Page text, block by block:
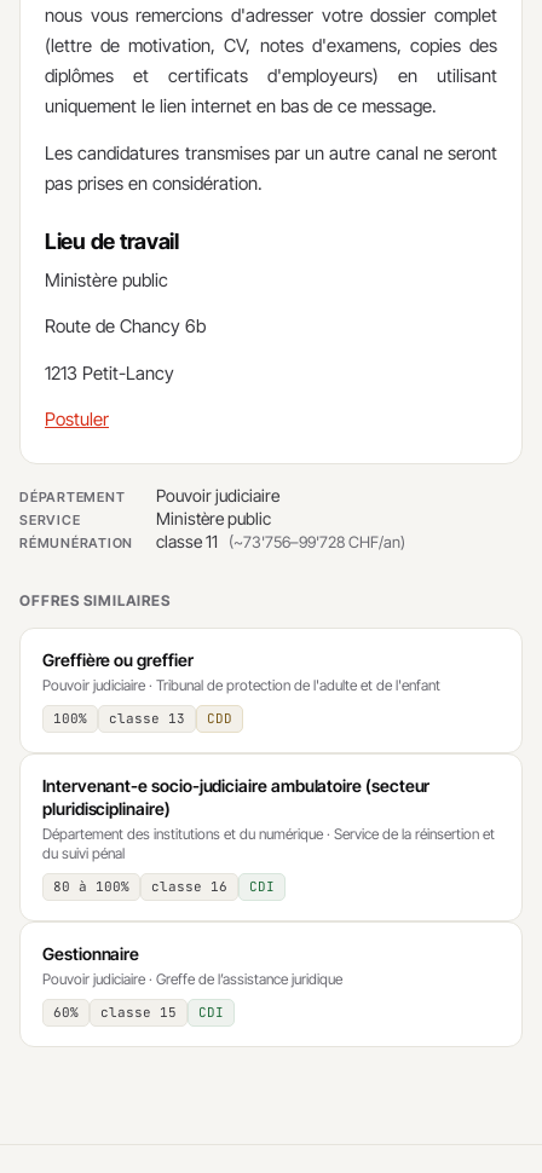
nous vous remercions d'adresser votre dossier complet
(lettre de motivation, CV, notes d'examens, copies des
diplômes et certificats d'employeurs) en utilisant
uniquement le lien internet en bas de ce message.
Les candidatures transmises par un autre canal ne seront
pas prises en considération.
Lieu de travail
​Ministère public
Route de Chancy 6b
1213 Petit-Lancy
Postuler
DÉPARTEMENT Pouvoir judiciaire
SERVICE Ministère public
RÉMUNÉRATION classe 11 (~73'756–99'728 CHF/an)
OFFRES SIMILAIRES
Greffière ou greffier
Pouvoir judiciaire · Tribunal de protection de l'adulte et de l'enfant
100% classe 13 CDD
Intervenant-e socio-judiciaire ambulatoire (secteur
pluridisciplinaire)
Département des institutions et du numérique · Service de la réinsertion et
du suivi pénal
80 à 100% classe 16 CDI
Gestionnaire
Pouvoir judiciaire · Greffe de l’assistance juridique
60% classe 15 CDI